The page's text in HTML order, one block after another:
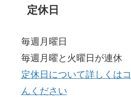
定休日
毎週月曜日
毎週月曜と火曜日が連休
定休日について詳しくは
んください